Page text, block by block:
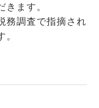
ます。
務調査で指摘され